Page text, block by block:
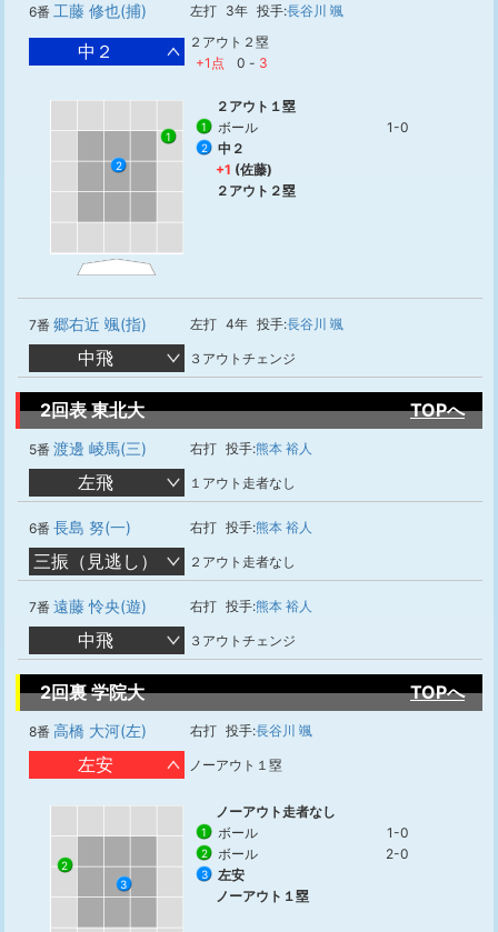
6番 工藤 修也(捕) 左打 3年 投手:長谷川 颯
中２
２アウト２塁
+1点
0 - 3
1
2
２アウト１塁
1 ボール 1-0
2
中２
+1 (佐藤)
２アウト２塁
7番 郷右近 颯(指) 左打 4年 投手:長谷川 颯
中飛 ３アウトチェンジ
2回表 東北大 TOPへ
5番 渡邊 崚馬(三) 右打 投手:熊本 裕人
左飛 １アウト走者なし
6番 長島 努(一) 右打 投手:熊本 裕人
三振（見逃し） ２アウト走者なし
7番 遠藤 怜央(遊) 右打 投手:熊本 裕人
中飛 ３アウトチェンジ
2回裏 学院大 TOPへ
8番 高橋 大河(左) 右打 投手:長谷川 颯
左安 ノーアウト１塁
2
3
ノーアウト走者なし
1 ボール 1-0
2 ボール 2-0
3
左安
ノーアウト１塁